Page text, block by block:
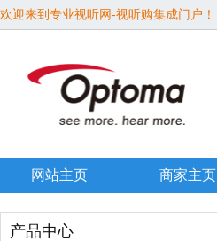
欢迎来到专业视听网-视听购集成门户！
网站主页 商家主页
产品中心